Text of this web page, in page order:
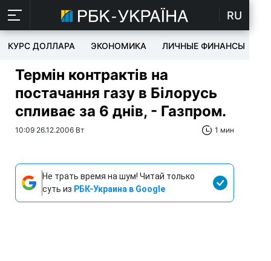
RU
КУРС ДОЛЛАРА ЭКОНОМИКА ЛИЧНЫЕ ФИНАНСЫ
Термін контрактів на
постачання газу в Білорусь
спливає за 6 днів, - Газпром.
10:09 26.12.2006 Вт 1 мин
Не трать время на шум! Читай только
суть из РБК-Украина в Google